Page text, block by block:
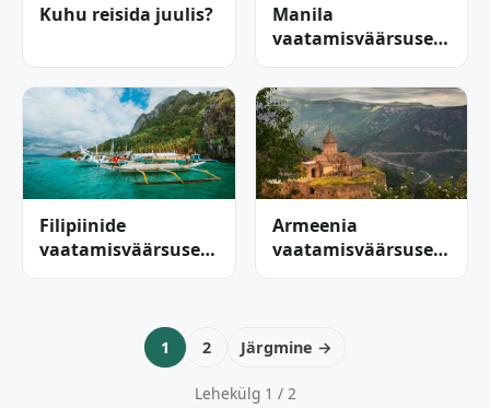
Kuhu reisida juulis?
Manila
vaatamisväärsused:
15 põnevat kohta,
mida kindlasti
külastada
Filipiinide
vaatamisväärsused:
Avasta troopilise
Armeenia
vaatamisväärsused:
15 parimat paika,
1 2 Järgmine →
Lehekülg 1 / 2